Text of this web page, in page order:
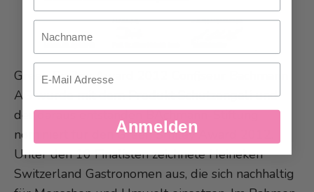
Green Smiley Award 2012 Confiseur Bachmann
AG wurde mit dem Produkt Schutzengeli und
der daraus entstanden BAchmann-Stiftung
nominiert für den Green Smiley Award 2012.
Unter den 10 Finalisten zeichnete Heineken
Switzerland Gastronomen aus, die sich nachhaltig
Nachname
Email
Anmelden